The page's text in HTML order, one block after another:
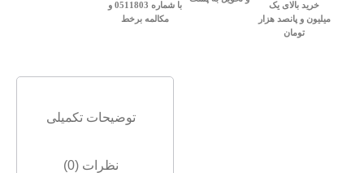
خرید بالای یک
میلیون و پانصد هزار
تومان
با شماره 0511803 و
مکالمه برخط
توضیحات تکمیلی
نظرات (0)